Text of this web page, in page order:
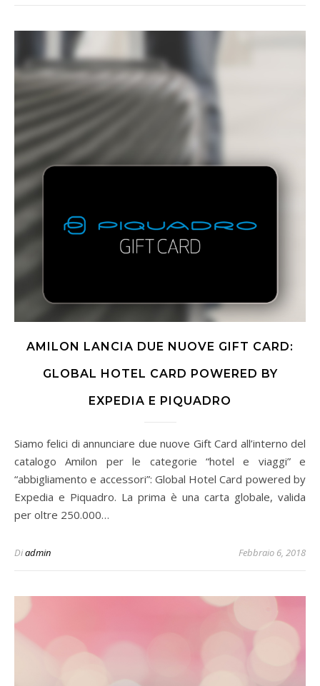
AMILON LANCIA DUE NUOVE GIFT CARD:
GLOBAL HOTEL CARD POWERED BY
EXPEDIA E PIQUADRO
Siamo felici di annunciare due nuove Gift Card all’interno del
catalogo Amilon per le categorie “hotel e viaggi” e
“abbigliamento e accessori”: Global Hotel Card powered by
Expedia e Piquadro. La prima è una carta globale, valida
per oltre 250.000…
Diadmin Febbraio 6, 2018